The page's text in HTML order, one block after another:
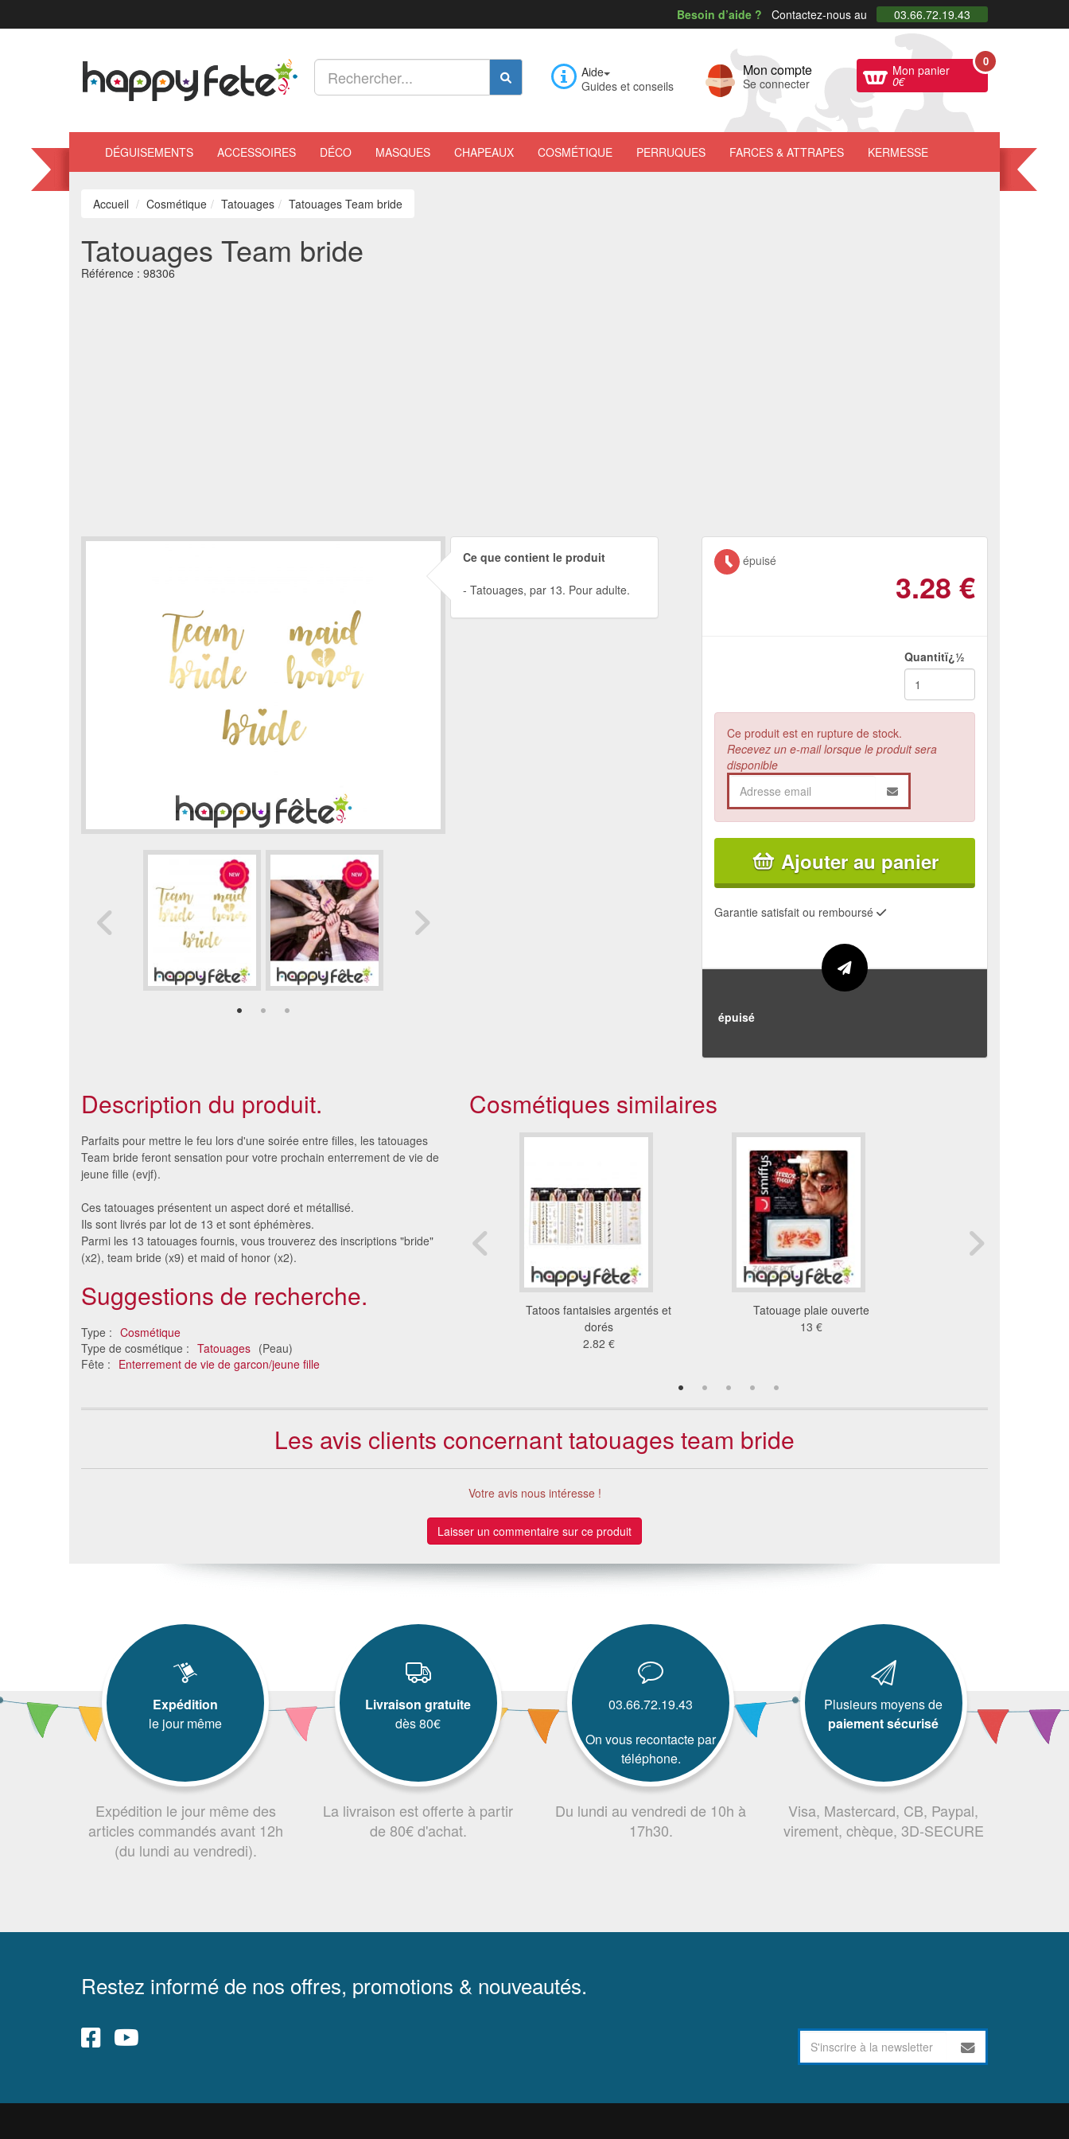
Besoin d’aide ? Contactez-nous au 03.66.72.19.43
Aide
Guides et conseils
Mon compte
Se connecter
Mon panier
0€
0
DÉGUISEMENTS ACCESSOIRES DÉCO MASQUES CHAPEAUX COSMÉTIQUE PERRUQUES FARCES & ATTRAPES KERMESSE
Accueil Cosmétique Tatouages Tatouages Team bride
Tatouages Team bride
Référence : 98306
Ce que contient le produit
Tatouages, par 13. Pour adulte.
épuisé
3.28 €
Quantitï¿½
Ce produit est en rupture de stock.
Recevez un e-mail lorsque le produit sera
disponible
Ajouter au panier
Garantie satisfait ou remboursé
épuisé
Description du produit.
Parfaits pour mettre le feu lors d'une soirée entre filles, les tatouages
Team bride feront sensation pour votre prochain enterrement de vie de
jeune fille (evjf).
Ces tatouages présentent un aspect doré et métallisé.
Ils sont livrés par lot de 13 et sont éphémères.
Parmi les 13 tatouages fournis, vous trouverez des inscriptions "bride"
(x2), team bride (x9) et maid of honor (x2).
Suggestions de recherche.
Type : Cosmétique
Type de cosmétique : Tatouages (Peau)
Fête : Enterrement de vie de garcon/jeune fille
Cosmétiques similaires
Planche de tatouages
symboles occultes
5 €
Pochoir adhésif gothic girl
Tatoos fantaisies argentés et
dorés
2.82 €
Tatouage plaie ouverte
13 €
Les avis clients concernant tatouages team bride
Votre avis nous intéresse !
Laisser un commentaire sur ce produit
Expédition
le jour même
Expédition le jour même des
articles commandés avant 12h
(du lundi au vendredi).
Livraison gratuite
dès 80€
La livraison est offerte à partir
de 80€ d'achat.
03.66.72.19.43
On vous recontacte par
téléphone.
Du lundi au vendredi de 10h à
17h30.
Plusieurs moyens de
paiement sécurisé
Visa, Mastercard, CB, Paypal,
virement, chèque, 3D-SECURE
Restez informé de nos offres, promotions & nouveautés.